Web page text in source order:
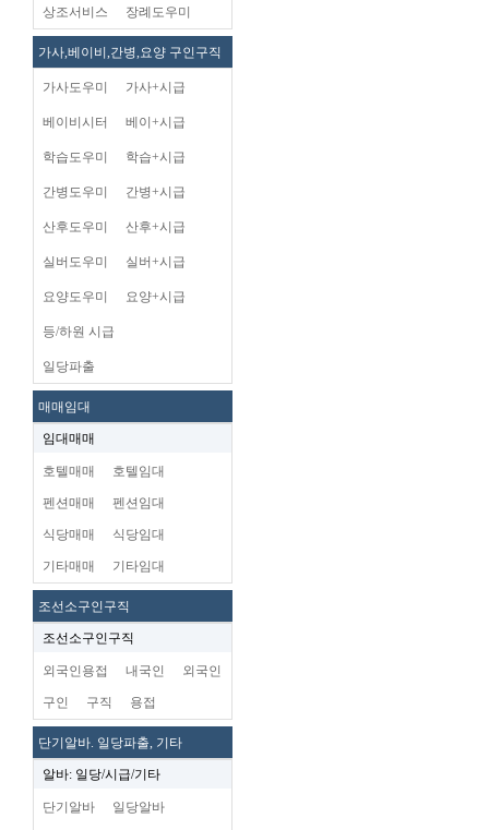
상조서비스 장례도우미
가사,베이비,간병,요양 구인구직
가사도우미 가사+시급
베이비시터 베이+시급
학습도우미 학습+시급
간병도우미 간병+시급
산후도우미 산후+시급
실버도우미 실버+시급
요양도우미 요양+시급
등/하원 시급
일당파출
매매임대
임대매매
호텔매매 호텔임대
펜션매매 펜션임대
식당매매 식당임대
기타매매 기타임대
조선소구인구직
조선소구인구직
외국인용접 내국인 외국인
구인 구직 용접
단기알바. 일당파출, 기타
알바: 일당/시급/기타
단기알바 일당알바